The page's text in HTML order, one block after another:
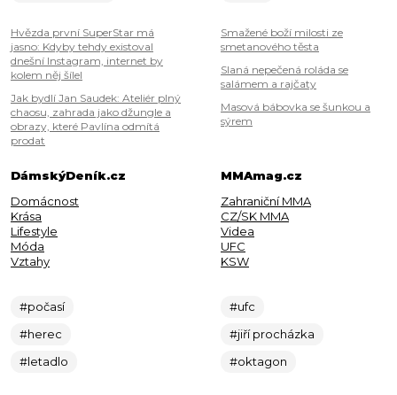
Hvězda první SuperStar má
jasno: Kdyby tehdy existoval
dnešní Instagram, internet by
kolem něj šílel
Jak bydlí Jan Saudek: Ateliér plný
chaosu, zahrada jako džungle a
obrazy, které Pavlína odmítá
prodat
Smažené boží milosti ze
smetanového těsta
Slaná nepečená roláda se
salámem a rajčaty
Masová bábovka se šunkou a
sýrem
DámskýDeník.cz
Domácnost
Krása
Lifestyle
Móda
Vztahy
#počasí
#herec
#letadlo
MMAmag.cz
Zahraniční MMA
CZ/SK MMA
Videa
UFC
KSW
#ufc
#jiří procházka
#oktagon